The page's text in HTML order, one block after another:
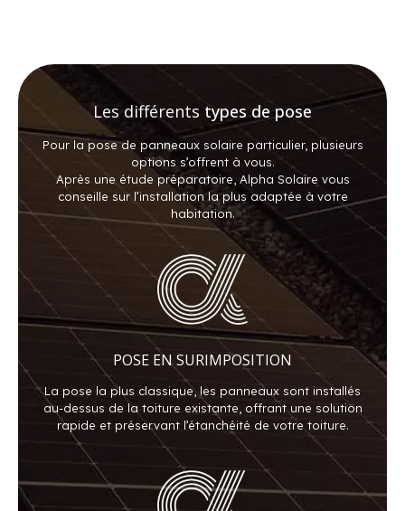
Les différents types de pose
Pour la pose de panneaux solaire particulier, plusieurs
options s’offrent à vous.
Après une étude préparatoire, Alpha Solaire vous
conseille sur l’installation la plus adaptée à votre
habitation.
POSE EN SURIMPOSITION
La pose la plus classique, les panneaux sont installés
au-dessus de la toiture existante, offrant une solution
rapide et préservant l’étanchéité de votre toiture.